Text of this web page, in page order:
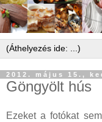
2012. május 15.,
Göngyölt hús
Ezeket a fotókat